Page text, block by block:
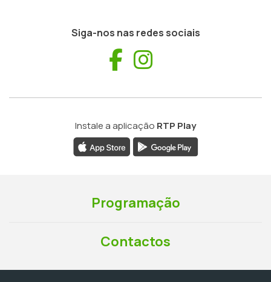
Siga-nos nas redes sociais
Facebook
Instale a aplicação RTP Play
Programação
Contactos